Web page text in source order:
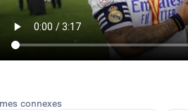
connexes